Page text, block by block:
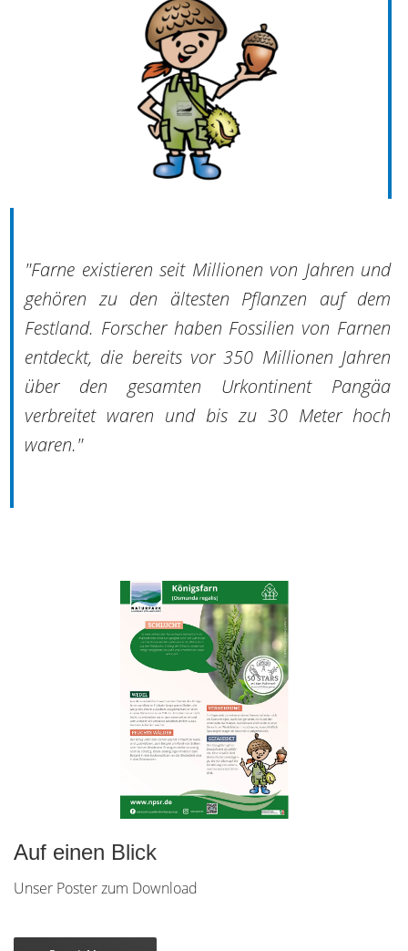
"Farne existieren seit Millionen von Jahren und
gehören zu den ältesten Pflanzen auf dem
Festland. Forscher haben Fossilien von Farnen
entdeckt, die bereits vor 350 Millionen Jahren
über den gesamten Urkontinent Pangäa
verbreitet waren und bis zu 30 Meter hoch
waren."
Auf einen Blick
Unser Poster zum Download